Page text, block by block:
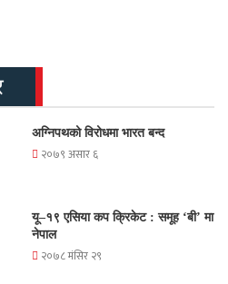
अग्निपथको विरोधमा भारत बन्द
२०७९ असार ६
यू–१९ एसिया कप क्रिकेट : समूह ‘बी’ मा
नेपाल
२०७८ मंसिर २९